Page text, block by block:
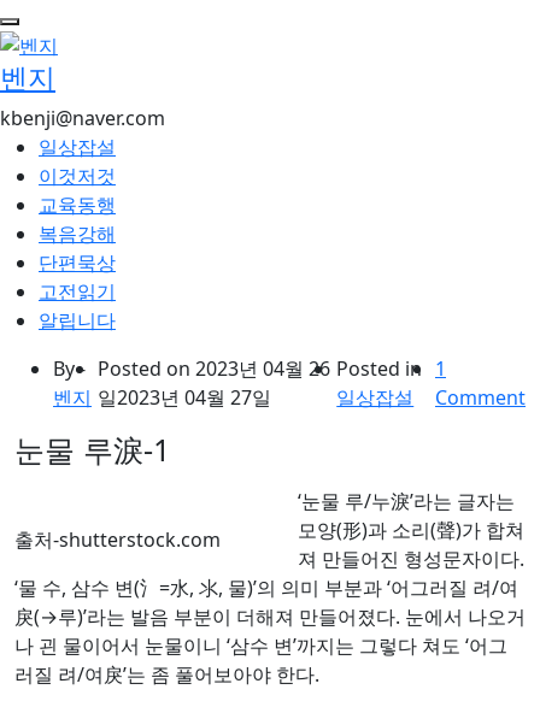
콘
텐
츠
로
건
너
뛰
기
벤지
kbenji@naver.com
일상잡설
이것저것
교육동행
복음강해
단편묵상
고전읽기
알립니다
By -
벤지
Posted on2023년 04월 26
일2023년 04월 27일
Posted in
일상잡설
1
Comment
눈물 루淚-1
출처-shutterstock.com
‘눈물 루/누淚’라는 글자는
모양(形)과 소리(聲)가 합쳐
져 만들어진 형성문자이다.
‘물 수, 삼수 변(氵=水, 氺, 물)’의 의미 부분과 ‘어그러질 려/여
戾(→루)’라는 발음 부분이 더해져 만들어졌다. 눈에서 나오거
나 괸 물이어서 눈물이니 ‘삼수 변’까지는 그렇다 쳐도 ‘어그
러질 려/여戾’는 좀 풀어보아야 한다.